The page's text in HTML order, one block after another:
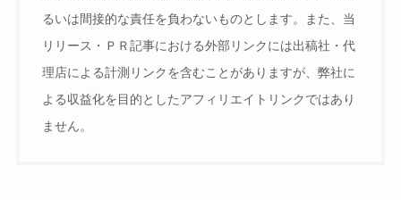
るいは間接的な責任を負わないものとします。また、当
リリース・ＰＲ記事における外部リンクには出稿社・代
理店による計測リンクを含むことがありますが、弊社に
よる収益化を目的としたアフィリエイトリンクではあり
ません。